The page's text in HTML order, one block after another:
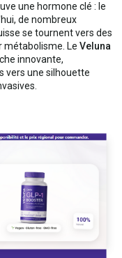
une hormone clé : le
de nombreux
se tournent vers des
métabolisme. Le Veluna
innovante,
vers une silhouette